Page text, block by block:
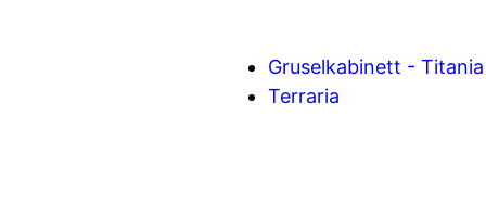
Gruselkabinett -
Terraria